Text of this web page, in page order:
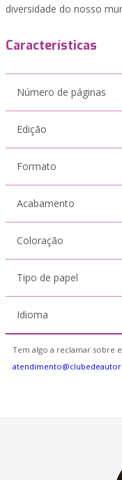
diversidade do nosso
Características
Número de páginas
Edição
Formato
Acabamento
Coloração
Tipo de papel
Idioma
Tem algo a reclamar sobre